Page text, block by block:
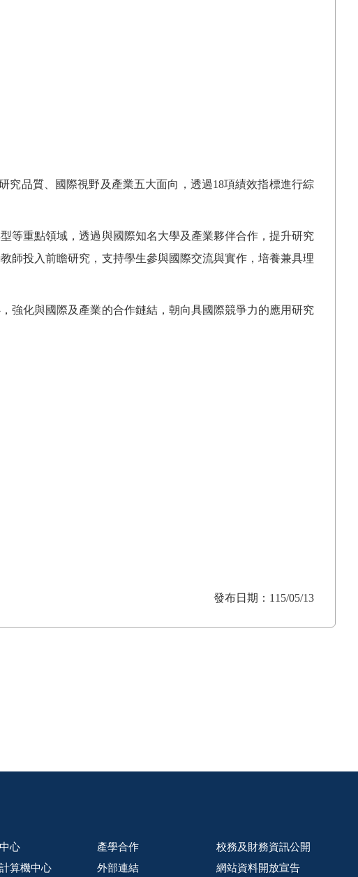
究品質、國際視野及產業五大面向，透過18項績效指標進行綜
等重點領域，透過與國際知名大學及產業夥伴合作，提升研究
師投入前瞻研究，支持學生參與國際交流與實作，培養兼具理
強化與國際及產業的合作鏈結，朝向具國際競爭力的應用研究
發布日期：115/05/13
心 產學合作
校務及財務資訊公開
算機中心
外部連結 網站資料開放宣告